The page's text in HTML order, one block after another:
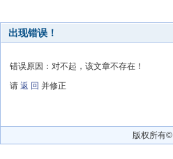
出现错误！
错误原因：对不起，该文章不存在！
请 返 回 并修正
版权所有©